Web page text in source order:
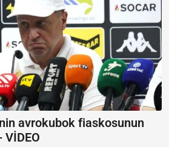
avrokubok fiaskosunun
VİDEO